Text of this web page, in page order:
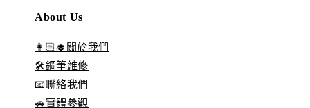
About Us
👩🏻‍🎓關於我們
🛠️鋼筆維修
📧聯絡我們
🚗實體參觀